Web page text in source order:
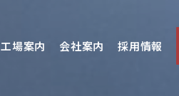
工場案内 会社案内 採用情報